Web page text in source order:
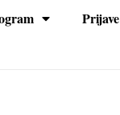
Prijave